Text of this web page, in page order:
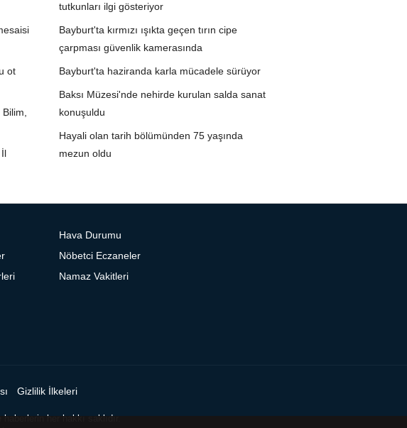
ot
tutkunları ilgi gösteriyor
Bayburt'ta kırmızı ışıkta geçen tırın cipe
çarpması güvenlik kamerasında
Bayburt'ta haziranda karla mücadele sürüyor
Baksı Müzesi'nde nehirde kurulan salda sanat
konuşuldu
Hayali olan tarih bölümünden 75 yaşında
mezun oldu
Hava Durumu
Nöbetci Eczaneler
Namaz Vakitleri
Gizlilik İlkeleri
her hakkı saklıdır.